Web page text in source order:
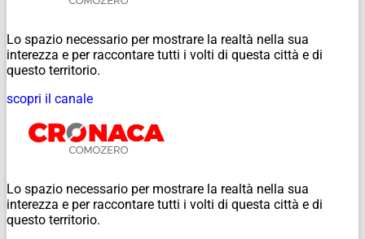
Lo spazio necessario per mostrare la realtà nella sua
interezza e per raccontare tutti i volti di questa città e di
questo territorio.
scopri il canale
Lo spazio necessario per mostrare la realtà nella sua
interezza e per raccontare tutti i volti di questa città e di
questo territorio.